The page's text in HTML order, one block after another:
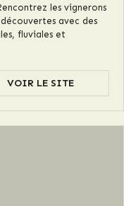
les vignerons
avec des
fluviales et
VOIR LE SITE